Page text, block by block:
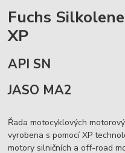
Fuchs
XP
API SN
JASO MA2
Řada motocyklových
vyrobena s pomocí XP
motory silničních a off-road